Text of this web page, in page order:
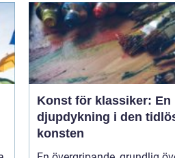
Konst för klassiker: En
djupdykning i den
konsten